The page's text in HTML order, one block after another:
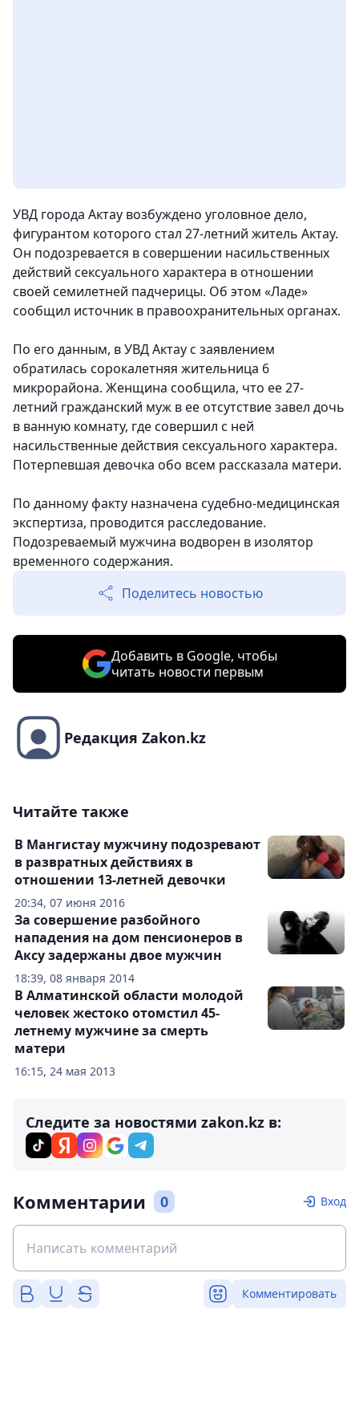
УВД города Актау возбуждено уголовное дело,
фигурантом которого стал 27-летний житель Актау.
Он подозревается в совершении насильственных
действий сексуального характера в отношении
своей семилетней падчерицы. Об этом «Ладе»
сообщил источник в правоохранительных органах.
По его данным, в УВД Актау с заявлением
обратилась сорокалетняя жительница 6
микрорайона. Женщина сообщила, что ее 27-
летний гражданский муж в ее отсутствие завел дочь
в ванную комнату, где совершил с ней
насильственные действия сексуального характера.
Потерпевшая девочка обо всем рассказала матери.
По данному факту назначена судебно-медицинская
экспертиза, проводится расследование.
Подозреваемый мужчина водворен в изолятор
временного содержания.
Поделитесь новостью
Добавить в Google, чтобы
читать новости первым
Редакция Zakon.kz
Читайте также
20:34, 07 июня 2016
В Мангистау мужчину подозревают
в развратных действиях в
отношении 13-летней девочки
18:39, 08 января 2014
За совершение разбойного
нападения на дом пенсионеров в
Аксу задержаны двое мужчин
16:15, 24 мая 2013
В Алматинской области молодой
человек жестоко отомстил 45-
летнему мужчине за смерть
матери
Следите за новостями zakon.kz в:
Комментарии 0 Вход
Комментировать